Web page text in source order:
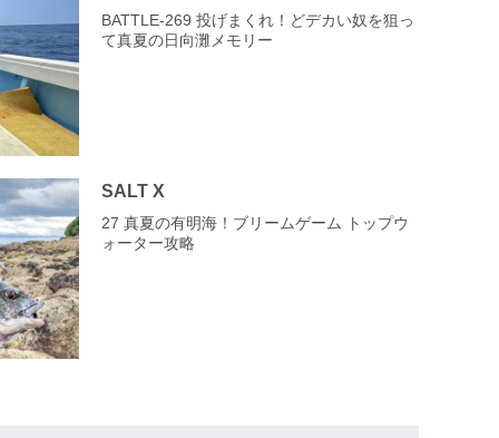
BATTLE-269 投げまくれ！どデカい奴を狙っ
て真夏の日向灘メモリー
SALT X
27 真夏の有明海！ブリームゲーム トップウ
ォーター攻略